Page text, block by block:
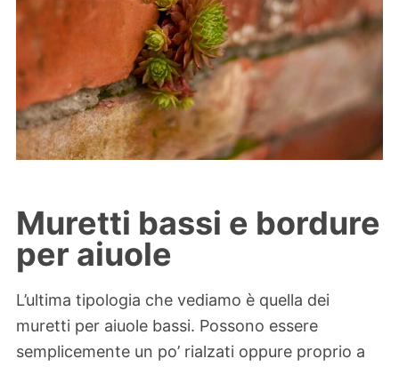
Muretti bassi e bordure
per aiuole
L’ultima tipologia che vediamo è quella dei
muretti per aiuole bassi. Possono essere
semplicemente un po’ rialzati oppure proprio a